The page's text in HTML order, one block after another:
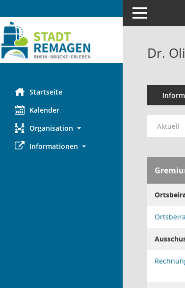
Startseite
Kalender
Organisation
Informationen
Toggle navigation
Dr.
Aktuell